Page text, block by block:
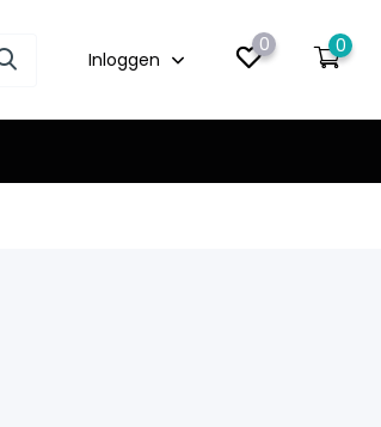
Inloggen
0 0